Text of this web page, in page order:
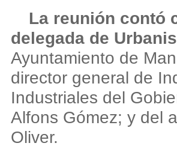
La reunión contó
delegada de
Ayuntamiento de
director general de
Industriales del
Alfons Gómez; y del
Oliver.